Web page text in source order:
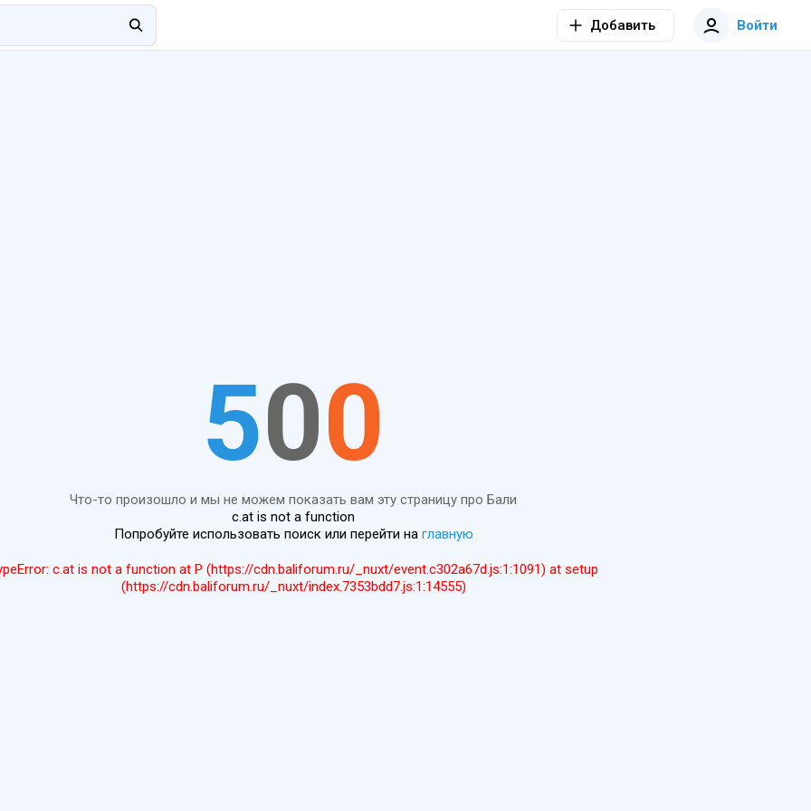
Добавить Войти
500
Что-то произошло и мы не можем показать вам эту страницу про Бали
c.at is not a function
Попробуйте использовать поиск или перейти на главную
c.at is not a function at P (https://cdn.baliforum.ru/_nuxt/event.c302a67d.js:1:1091) at setup
(https://cdn.baliforum.ru/_nuxt/index.7353bdd7.js:1:14555)